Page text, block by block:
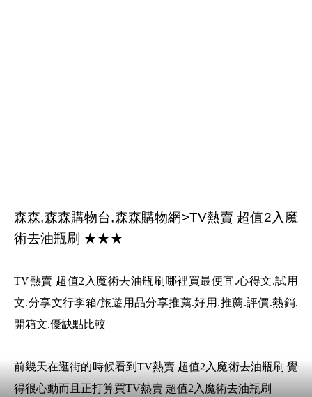
森森,森森購物台,森森購物網>TV熱賣 超值2入魔
術去油瓶刷 ★★★
TV熱賣 超值2入魔術去油瓶刷哪裡買最便宜.心得文.試用
文.分享文行李箱/旅遊用品分享推薦.好用.推薦.評價.熱銷.
開箱文.優缺點比較
前幾天在逛街的時候看到TV熱賣 超值2入魔術去油瓶刷 覺
得很心動而且正打算買TV熱賣 超值2入魔術去油瓶刷